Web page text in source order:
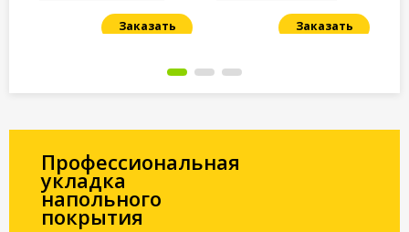
Заказать Заказать
Профессиональная
укладка
напольного
покрытия